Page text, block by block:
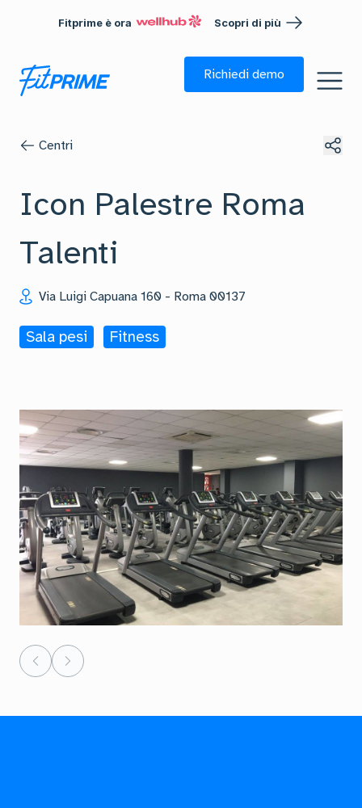
Fitprime è ora Scopri di più
Richiedi demo
Centri
Icon Palestre Roma
Talenti
Via Luigi Capuana 160 - Roma 00137
Sala pesi Fitness